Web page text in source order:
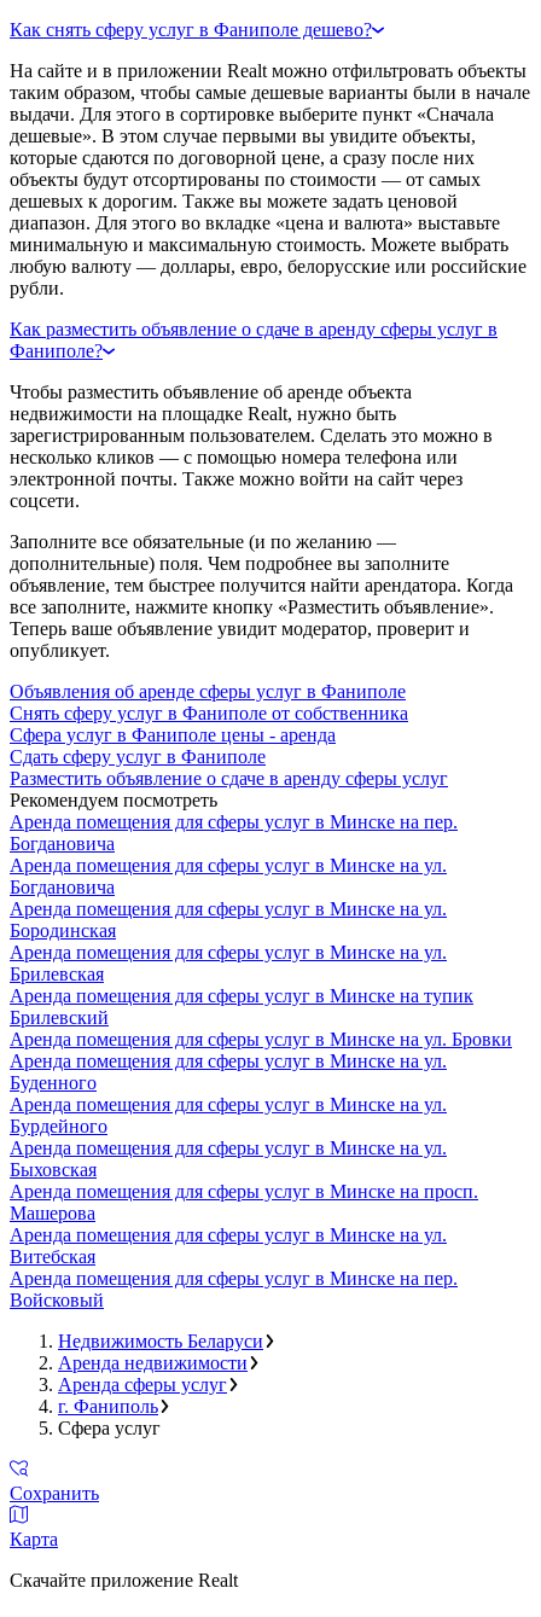
Как снять сферу услуг в Фаниполе дешево?
На сайте и в приложении Realt можно отфильтровать объекты
таким образом, чтобы самые дешевые варианты были в начале
выдачи. Для этого в сортировке выберите пункт «Сначала
дешевые». В этом случае первыми вы увидите объекты,
которые сдаются по договорной цене, а сразу после них
объекты будут отсортированы по стоимости — от самых
дешевых к дорогим. Также вы можете задать ценовой
диапазон. Для этого во вкладке «цена и валюта» выставьте
минимальную и максимальную стоимость. Можете выбрать
любую валюту — доллары, евро, белорусские или российские
рубли.
Как разместить объявление о сдаче в аренду сферы услуг в
Фаниполе?
Чтобы разместить объявление об аренде объекта
недвижимости на площадке Realt, нужно быть
зарегистрированным пользователем. Сделать это можно в
несколько кликов — с помощью номера телефона или
электронной почты. Также можно войти на сайт через
соцсети.
Заполните все обязательные (и по желанию —
дополнительные) поля. Чем подробнее вы заполните
объявление, тем быстрее получится найти арендатора. Когда
все заполните, нажмите кнопку «Разместить объявление».
Теперь ваше объявление увидит модератор, проверит и
опубликует.
Объявления об аренде сферы услуг в Фаниполе
Снять сферу услуг в Фаниполе от собственника
Сфера услуг в Фаниполе цены - аренда
Сдать сферу услуг в Фаниполе
Разместить объявление о сдаче в аренду сферы услуг
Рекомендуем посмотреть
Аренда помещения для сферы услуг в Минске на пер.
Богдановича
Аренда помещения для сферы услуг в Минске на ул.
Богдановича
Аренда помещения для сферы услуг в Минске на ул.
Бородинская
Аренда помещения для сферы услуг в Минске на ул.
Брилевская
Аренда помещения для сферы услуг в Минске на тупик
Брилевский
Аренда помещения для сферы услуг в Минске на ул. Бровки
Аренда помещения для сферы услуг в Минске на ул.
Буденного
Аренда помещения для сферы услуг в Минске на ул.
Бурдейного
Аренда помещения для сферы услуг в Минске на ул.
Быховская
Аренда помещения для сферы услуг в Минске на просп.
Машерова
Аренда помещения для сферы услуг в Минске на ул.
Витебская
Аренда помещения для сферы услуг в Минске на пер.
Войсковый
Недвижимость Беларуси
Аренда недвижимости
Аренда сферы услуг
г. Фаниполь
Сфера услуг
Сохранить
Карта
Скачайте приложение Realt